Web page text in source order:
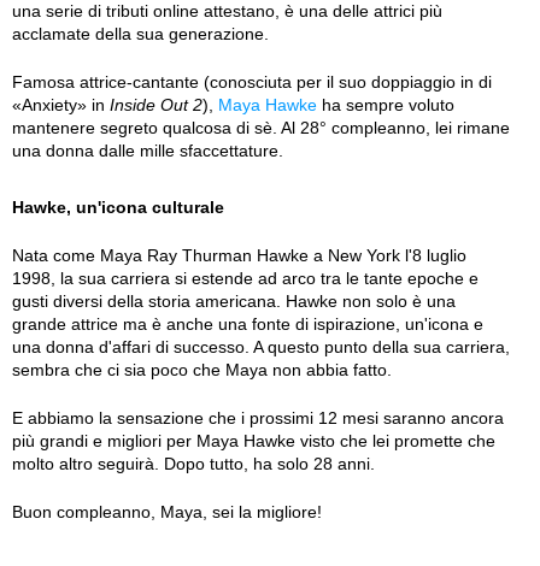
una serie di tributi online attestano, è una delle attrici più
acclamate della sua generazione.
Famosa attrice-cantante (conosciuta per il suo doppiaggio in di
«Anxiety» in Inside Out 2), Maya Hawke ha sempre voluto
mantenere segreto qualcosa di sè. Al 28° compleanno, lei rimane
una donna dalle mille sfaccettature.
Hawke, un'icona culturale
Nata come Maya Ray Thurman Hawke a New York l'8 luglio
1998, la sua carriera si estende ad arco tra le tante epoche e
gusti diversi della storia americana. Hawke non solo è una
grande attrice ma è anche una fonte di ispirazione, un'icona e
una donna d'affari di successo. A questo punto della sua carriera,
sembra che ci sia poco che Maya non abbia fatto.
E abbiamo la sensazione che i prossimi 12 mesi saranno ancora
più grandi e migliori per Maya Hawke visto che lei promette che
molto altro seguirà. Dopo tutto, ha solo 28 anni.
Buon compleanno, Maya, sei la migliore!